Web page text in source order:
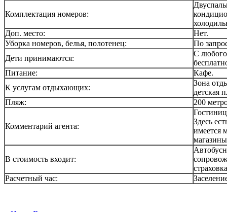
Комплектация номеров:
Доп. место:
Нет.
Уборка номеров, белья, полотенец:
По
Дети принимаются:
С любого
Питание:
Кафе.
К услугам отдыхающих:
Зона
детская
Пляж:
200
Комментарий агента:
Здесь
имеется
В стоимость входит:
Расчетный час: